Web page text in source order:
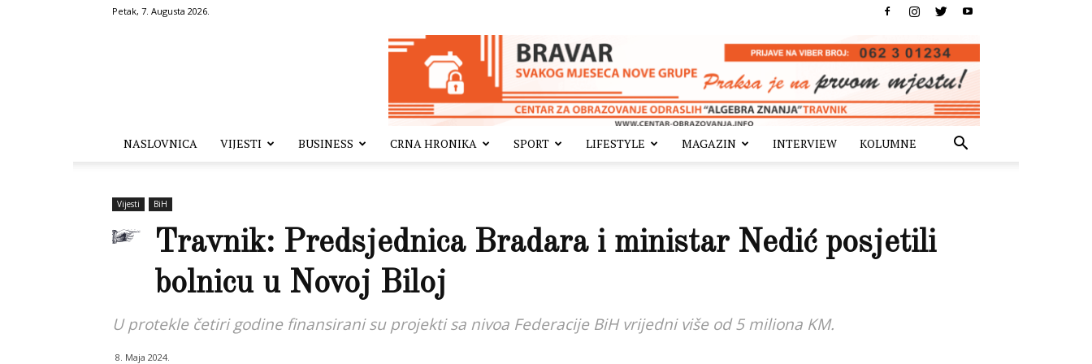
Petak, 7. Augusta 2026.
NASLOVNICA VIJESTI BUSINESS CRNA HRONIKA SPORT LIFESTYLE MAGAZIN INTERVIEW KOLUMNE
Vijesti BiH
Travnik: Predsjednica Bradara i ministar Nedić posjetili
bolnicu u Novoj Biloj
U protekle četiri godine finansirani su projekti sa nivoa Federacije BiH vrijedni više od 5 miliona KM.
8. Maja 2024.